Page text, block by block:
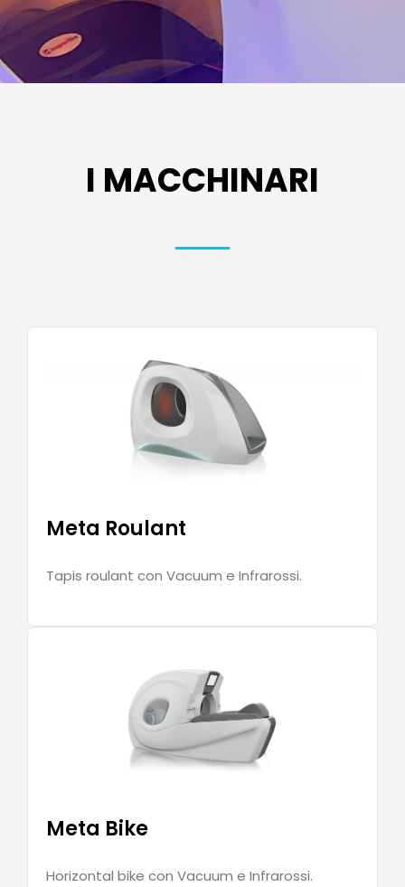
I MACCHINARI
Meta Roulant
Tapis roulant con Vacuum e Infrarossi.
Meta Bike
Horizontal bike con Vacuum e Infrarossi.